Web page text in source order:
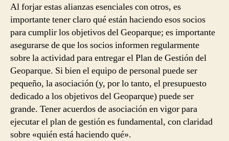
Al forjar estas alianzas esenciales con otros, es
importante tener claro qué están haciendo esos socios
para cumplir los objetivos del Geoparque; es importante
asegurarse de que los socios informen regularmente
sobre la actividad para entregar el Plan de Gestión del
Geoparque. Si bien el equipo de personal puede ser
pequeño, la asociación (y, por lo tanto, el presupuesto
dedicado a los objetivos del Geoparque) puede ser
grande. Tener acuerdos de asociación en vigor para
ejecutar el plan de gestión es fundamental, con claridad
sobre «quién está haciendo qué».